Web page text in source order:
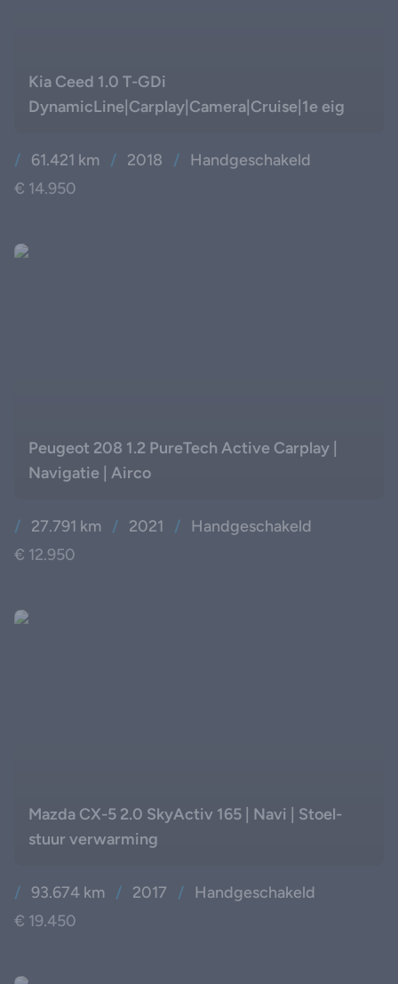
/ 61.421 km / 2018 / Handgeschakeld
€ 14.950
Kia Ceed 1.0 T-GDi
DynamicLine|Carplay|Camera|Cruise|1e eig
/ 27.791 km / 2021 / Handgeschakeld
€ 12.950
Peugeot 208 1.2 PureTech Active Carplay |
Navigatie | Airco
/ 93.674 km / 2017 / Handgeschakeld
€ 19.450
Mazda CX-5 2.0 SkyActiv 165 | Navi | Stoel-
stuur verwarming